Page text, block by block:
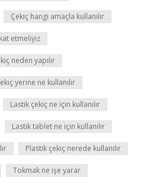
Çekiç hangi amaçla kullanılır
etmeliyiz
neden yapılır
yerine ne kullanılır
Lastik çekiç ne için kullanılır
Lastik tablet ne için kullanılır
Plastik çekiç nerede kullanılır
Tokmak ne işe yarar